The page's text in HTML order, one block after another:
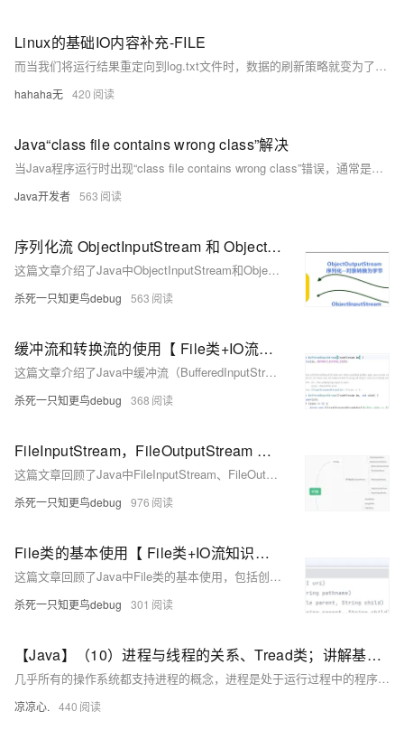
Linux的基础IO内容补充-FILE
而当我们将运行结果重定向到log.txt文件时，数据的刷新策略就变为了全缓冲，此时我们使用printf和fwrite函数打印的数据都打印到了C语言自带的缓冲区当中，之后当我们使用fork函数创建子进程时，由于进程间具有独立性，而之后当父进程或是子进程对要刷新缓冲区内容时，本质就是对父子进程共享的数据进行了修改，此时就需要对数据进行写时拷贝，至此缓冲区当中的数据就变成了两份，一份父进程的，一份子进程的，所以重定向到log.txt文件当中printf和fwrite函数打印的数据就有两份。此时我们就可以知道，
hahaha无 420
Java“class file contains wrong class”解决
当Java程序运行时出现“class file contains wrong class”错误，通常是因为类文件与预期的类名不匹配。解决方法包括：1. 确保类名和文件名一致；2. 清理并重新编译项目；3. 检查包声明是否正确。
Java开发者 563
序列化流 ObjectInputStream 和 ObjectOutputStream 的基本使用【 File类+IO流知识回顾④】
这篇文章介绍了Java中ObjectInputStream和ObjectOutputStream类的基本使用，这两个类用于实现对象的序列化和反序列化。文章解释了序列化的概念、如何通过实现Serializable接口来实现序列化，以及如何使用transient关键字标记不需要序列化的属性。接着，通过示例代码演示了如何使用ObjectOutputStream进行对象的序列化和ObjectInputStream进行反序列化。
杀死一只知更鸟debug 563
缓冲流和转换流的使用【 File类+IO流知识回顾③】
这篇文章介绍了Java中缓冲流（BufferedInputStream, BufferedOutputStream, BufferedReader, BufferedWriter）和转换流（InputStreamReader, OutputStreamWriter）的使用，包括它们的构造方法和如何利用它们提高IO操作的效率及处理字符编码问题。
杀死一只知更鸟debug 368
FileInputStream，FileOutputStream 和 FileReader ，FileWriter 类的基本使用【 File类+IO流知识回顾②】
这篇文章回顾了Java中FileInputStream、FileOutputStream、FileReader和FileWriter类的基本使用方法，包括读取和写入文件的操作，以及字符流和字节流的区别和应用场景。
杀死一只知更鸟debug 976
File类的基本使用【 File类+IO流知识回顾①】
这篇文章回顾了Java中File类的基本使用，包括创建File对象、获取文件数据信息、判断文件存在与否、创建和删除文件目录，以及遍历文件目录的方法。
杀死一只知更鸟debug 301
【Java】（10）进程与线程的关系、Tread类；讲解基本线程安全、网络编程内容；JSON序列化与反序列化
几乎所有的操作系统都支持进程的概念，进程是处于运行过程中的程序，并且具有一定的独立功能，进程是系统进行资源分配和调度的一个独立单位一般而言，进程包含如下三个特征。独立性动态性并发性。
凉凉心. 440